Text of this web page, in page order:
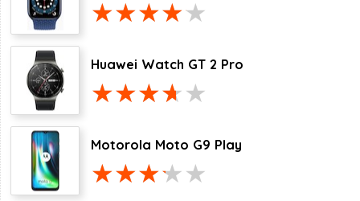
Huawei Watch GT 2 Pro
Motorola Moto G9 Play